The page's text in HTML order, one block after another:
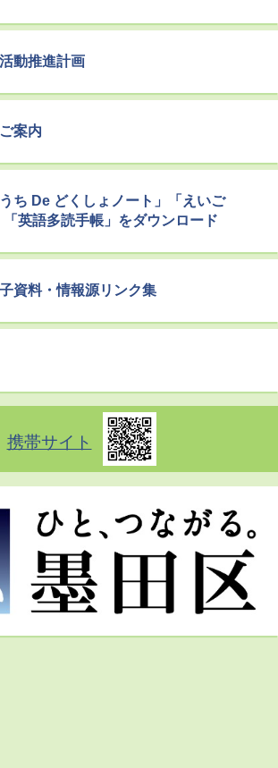
動推進計画
案内
ち De どくしょノート」「えいご
英語多読手帳」をダウンロード
資料・情報源リンク集
携帯サイト